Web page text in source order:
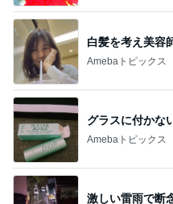
白髪を考え美容
Amebaトピックス
グラスに付かな
Amebaトピックス
激しい雷雨で断